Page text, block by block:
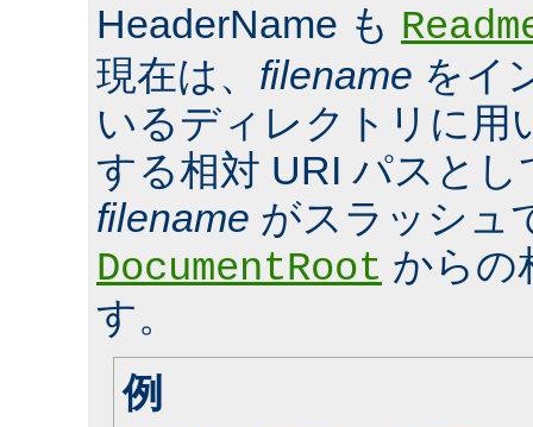
HeaderName も
現在は、 filename をイ
いるディレクトリに用
する相対 URI パスと
filename がスラッシュ
DocumentRoot からの
す。
例